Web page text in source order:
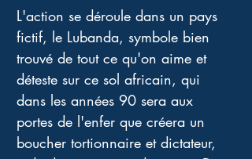
L'action se déroule dans un pays
fictif, le Lubanda, symbole bien
trouvé de tout ce qu'on aime et
déteste sur ce sol africain, qui
dans les années 90 sera aux
portes de l'enfer que créera un
boucher tortionnaire et dictateur,